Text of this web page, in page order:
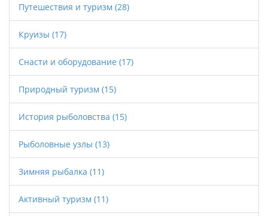
Путешествия и туризм (28)
Круизы (17)
Снасти и оборудование (17)
Природный туризм (15)
История рыболовства (15)
Рыболовные узлы (13)
Зимняя рыбалка (11)
Активный туризм (11)